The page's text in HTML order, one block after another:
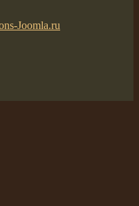
Joomla.ru